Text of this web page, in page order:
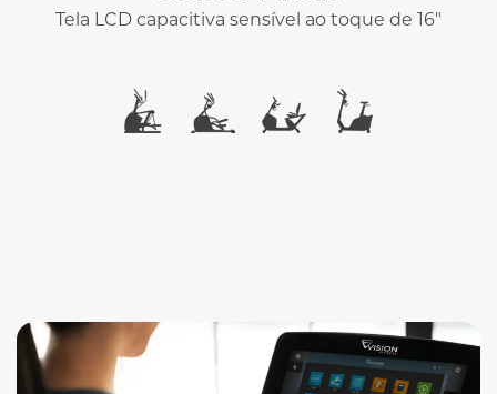
Tela LCD capacitiva sensível ao toque de 16"